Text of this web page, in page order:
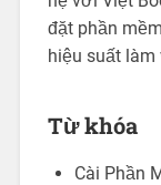
đặt phần
hiệu suất làm
Từ khóa
Cài Phần